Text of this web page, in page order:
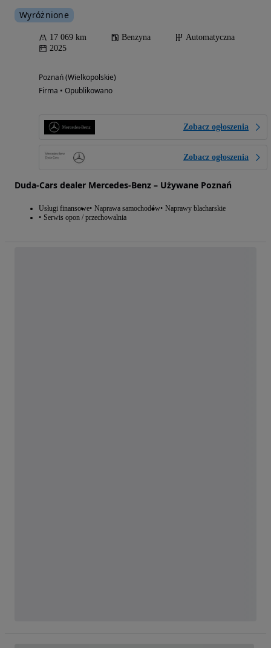
Wyróżnione
17 069 km Benzyna
Automatyczna
2025
Poznań (Wielkopolskie)
Firma • Opublikowano
Zobacz ogłoszenia
Zobacz ogłoszenia
Duda-Cars dealer Mercedes-Benz – Używane Poznań
Usługi finansowe Naprawa samochodów Naprawy blacharskie
Serwis opon / przechowalnia